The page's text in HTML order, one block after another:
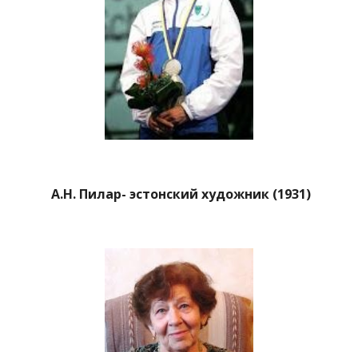
А.Н. Пилар- эстонский художник (1931)